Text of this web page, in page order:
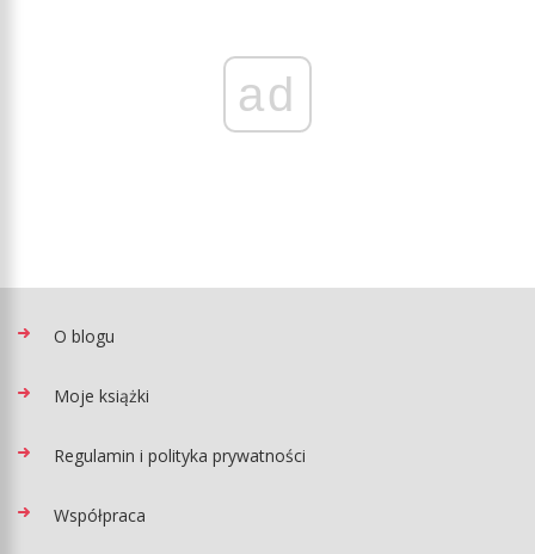
ad
O blogu
Moje książki
Regulamin i polityka prywatności
Współpraca